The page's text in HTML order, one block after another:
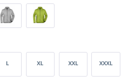
L XL XXL XXXL